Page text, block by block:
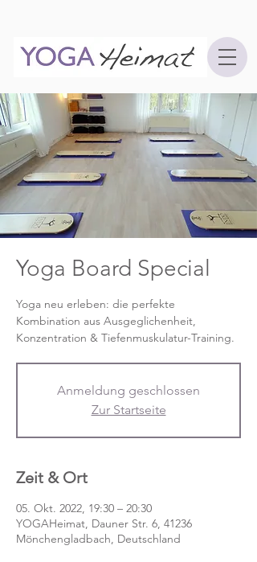
Yoga Board Special
Yoga neu erleben: die perfekte
Kombination aus Ausgeglichenheit,
Konzentration & Tiefenmuskulatur-Training.
Anmeldung geschlossen
Zur Startseite
Zeit & Ort
05. Okt. 2022, 19:30 – 20:30
YOGAHeimat, Dauner Str. 6, 41236
Mönchengladbach, Deutschland